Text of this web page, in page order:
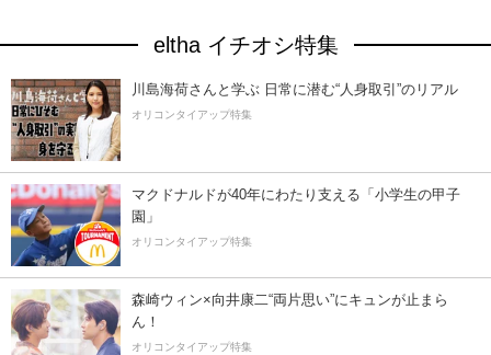
eltha イチオシ特集
川島海荷さんと学ぶ 日常に潜む“人身取引”のリアル
オリコンタイアップ特集
マクドナルドが40年にわたり支える「小学生の甲子
園」
オリコンタイアップ特集
森崎ウィン×向井康二“両片思い”にキュンが止まら
ん！
オリコンタイアップ特集